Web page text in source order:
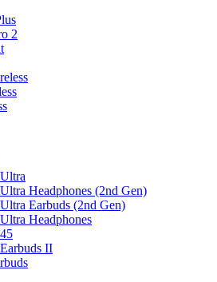
2
Headphones (2nd Gen)
Earbuds (2nd Gen)
Headphones
II